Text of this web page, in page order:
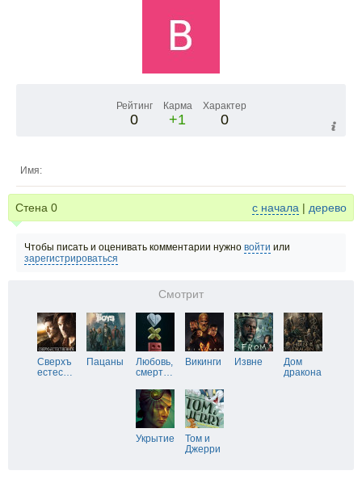
Рейтинг
0
Карма
+1
Характер
0
Имя:
Стена 0 с начала | дерево
Чтобы писать и оценивать комментарии нужно войти или
зарегистрироваться
Смотрит
Сверхъ
естес…
Пацаны
Любовь,
смерт…
Викинги Извне
Дом
дракона
Укрытие
Том и
Джерри